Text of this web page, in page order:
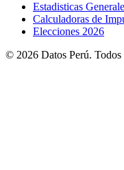
Estadisticas
Calculadoras de
Elecciones 2026
© 2026 Datos Perú. Todos